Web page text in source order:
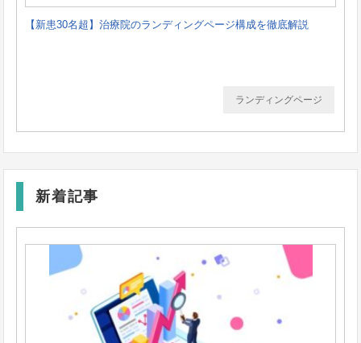
【新患30名超】治療院のランディングページ構成を徹底解説
ランディングページ
新着記事